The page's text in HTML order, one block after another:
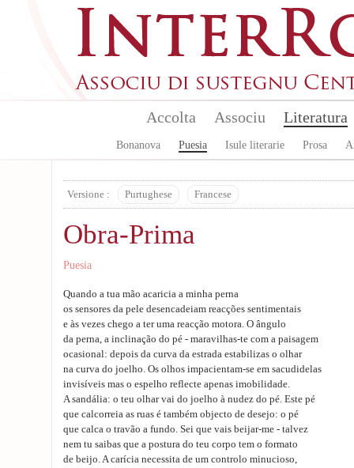
Accolta Associu Literatura
Bonanova Puesia Isule literarie Prosa
Versione : Purtughese Francese
Obra-Prima
Puesia
Quando a tua mão acaricia a minha perna
os sensores da pele desencadeiam reacções sentimentais
e às vezes chego a ter uma reacção motora. O ângulo
da perna, a inclinação do pé - maravilhas-te com a paisagem
ocasional: depois da curva da estrada estabilizas o olhar
na curva do joelho. Os olhos impacientam-se em sacudidelas
invisíveis mas o espelho reflecte apenas imobilidade.
A sandália: o teu olhar vai do joelho à nudez do pé. Este pé
que calcorreia as ruas é também objecto de desejo: o pé
que calca o travão a fundo. Sei que vais beijar-me - talvez
nem tu saibas que a postura do teu corpo tem o formato
de beijo. A carícia necessita de um controlo minucioso,